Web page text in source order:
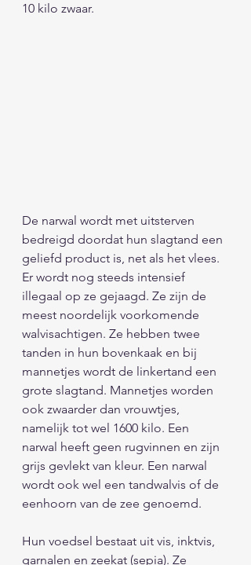
10 kilo zwaar.
De narwal wordt met uitsterven
bedreigd doordat hun slagtand een
geliefd product is, net als het vlees.
Er wordt nog steeds intensief
illegaal op ze gejaagd. Ze zijn de
meest noordelijk voorkomende
walvisachtigen. Ze hebben twee
tanden in hun bovenkaak en bij
mannetjes wordt de linkertand een
grote slagtand. Mannetjes worden
ook zwaarder dan vrouwtjes,
namelijk tot wel 1600 kilo. Een
narwal heeft geen rugvinnen en zijn
grijs gevlekt van kleur. Een narwal
wordt ook wel een tandwalvis of de
eenhoorn van de zee genoemd.
Hun voedsel bestaat uit vis, inktvis,
garnalen en zeekat (sepia). Ze